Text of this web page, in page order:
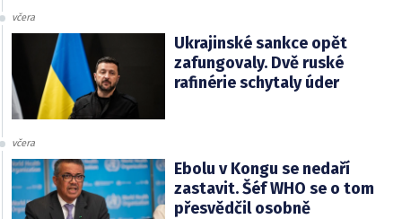
včera
Ukrajinské sankce opět
zafungovaly. Dvě ruské
rafinérie schytaly úder
včera
Ebolu v Kongu se nedaří
zastavit. Šéf WHO se o tom
přesvědčil osobně